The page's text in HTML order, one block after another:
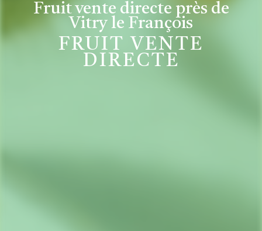
Fruit vente directe près de
Vitry le François
FRUIT VENTE
DIRECTE